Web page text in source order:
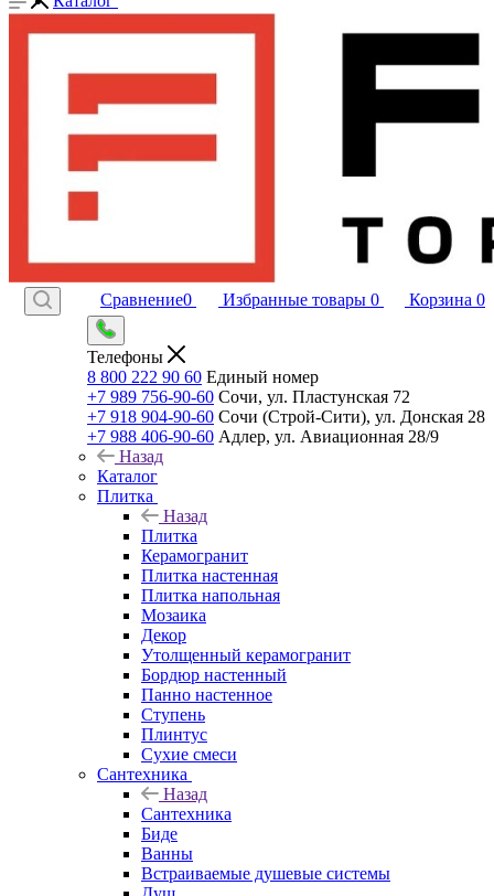
Сравнение0 Избранные товары 0 Корзина 0
Телефоны
8 800 222 90 60 Единый номер
+7 989 756-90-60 Сочи, ул. Пластунская 72
+7 918 904-90-60 Сочи (Строй-Сити), ул. Донская 28
+7 988 406-90-60 Адлер, ул. Авиационная 28/9
Назад
Каталог
Плитка
Назад
Плитка
Керамогранит
Плитка настенная
Плитка напольная
Мозаика
Декор
Утолщенный керамогранит
Бордюр настенный
Панно настенное
Ступень
Плинтус
Сухие смеси
Сантехника
Назад
Сантехника
Биде
Ванны
Встраиваемые душевые системы